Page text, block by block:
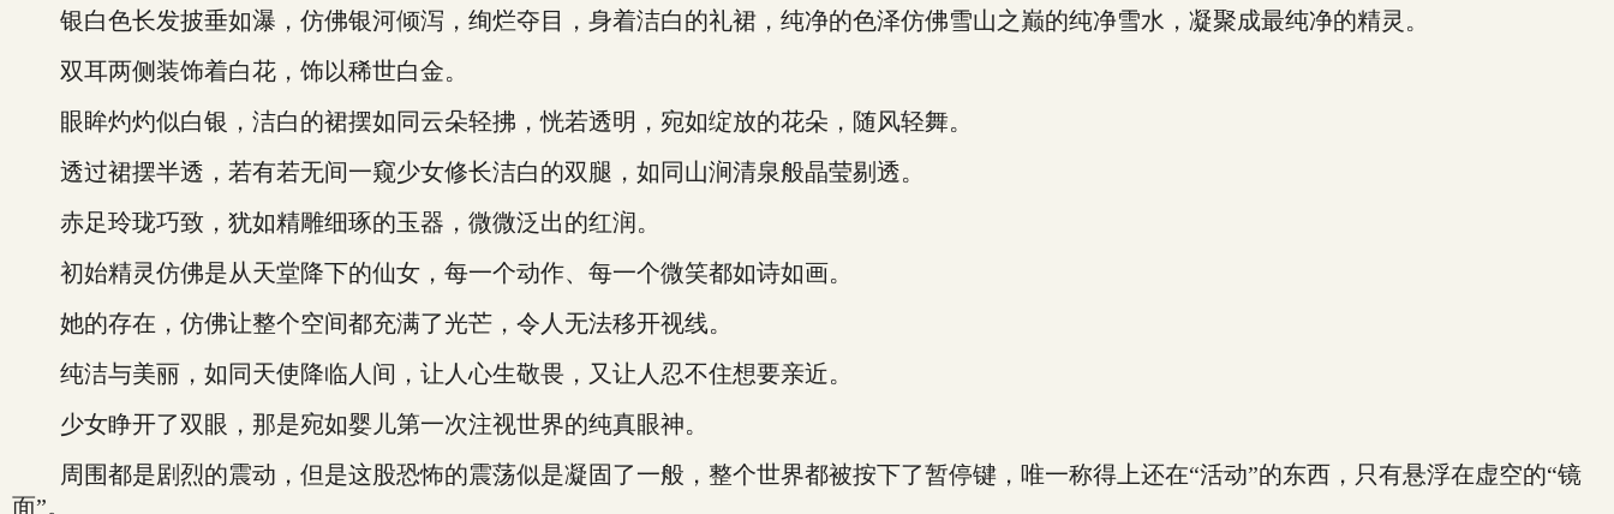
银白色长发披垂如瀑，仿佛银河倾泻，绚烂夺目，身着洁白的礼裙，纯净的色泽仿佛雪山之巅的纯净雪水，凝聚成最纯净的精灵。
双耳两侧装饰着白花，饰以稀世白金。
眼眸灼灼似白银，洁白的裙摆如同云朵轻拂，恍若透明，宛如绽放的花朵，随风轻舞。
透过裙摆半透，若有若无间一窥少女修长洁白的双腿，如同山涧清泉般晶莹剔透。
赤足玲珑巧致，犹如精雕细琢的玉器，微微泛出的红润。
初始精灵仿佛是从天堂降下的仙女，每一个动作、每一个微笑都如诗如画。
她的存在，仿佛让整个空间都充满了光芒，令人无法移开视线。
纯洁与美丽，如同天使降临人间，让人心生敬畏，又让人忍不住想要亲近。
少女睁开了双眼，那是宛如婴儿第一次注视世界的纯真眼神。
周围都是剧烈的震动，但是这股恐怖的震荡似是凝固了一般，整个世界都被按下了暂停键，唯一称得上还在“活动”的东西，只有悬浮在虚空的“镜
面”。